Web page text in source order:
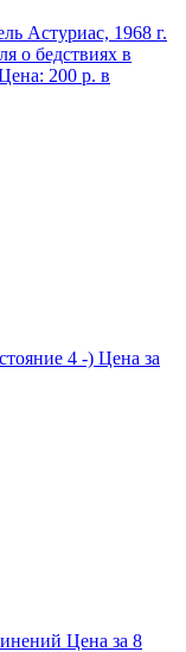
Астуриас, 1968 г.
о бедствиях в
200 р. в
4 -) Цена за
Цена за 8